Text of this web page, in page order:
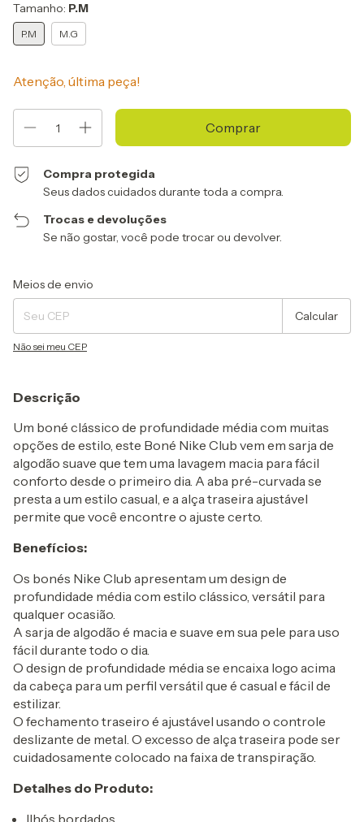
Tamanho: P.M
P.M M.G
Atenção, última peça!
Compra protegida
Seus dados cuidados durante toda a compra.
Trocas e devoluções
Se não gostar, você pode trocar ou devolver.
Entregas para o CEP:
Meios de envio
Calcular
Não sei meu CEP
Descrição
Um boné clássico de profundidade média com muitas
opções de estilo, este Boné Nike Club vem em sarja de
algodão suave que tem uma lavagem macia para fácil
conforto desde o primeiro dia. A aba pré-curvada se
presta a um estilo casual, e a alça traseira ajustável
permite que você encontre o ajuste certo.
Benefícios:
Os bonés Nike Club apresentam um design de
profundidade média com estilo clássico, versátil para
qualquer ocasião.
A sarja de algodão é macia e suave em sua pele para uso
fácil durante todo o dia.
O design de profundidade média se encaixa logo acima
da cabeça para um perfil versátil que é casual e fácil de
estilizar.
O fechamento traseiro é ajustável usando o controle
deslizante de metal. O excesso de alça traseira pode ser
cuidadosamente colocado na faixa de transpiração.
Detalhes do Produto:
Ilhós bordados